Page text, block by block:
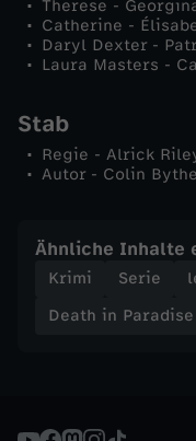
r
f
o
n
o
Therese -
Catherine -
Daryl Dexter -
Laura Masters -
Stab
Regie - Alrick
Autor - Colin
Ähnliche Inhalte
Krimi Serie
Death in Paradise